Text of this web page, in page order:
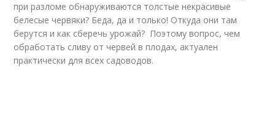
при разломе обнаруживаются толстые некрасивые
белесые червяки? Беда, да и только! Откуда они там
берутся и как сберечь урожай? Поэтому вопрос, чем
обработать сливу от червей в плодах, актуален
практически для всех садоводов.